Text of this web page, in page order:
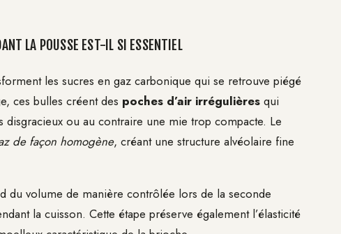
LA POUSSE EST-IL SI ESSENTIEL
les sucres en gaz carbonique qui se retrouve piégé
ces bulles créent des poches d’air irrégulières qui
ou au contraire une mie trop compacte. Le
de façon homogène, créant une structure alvéolaire fine
du volume de manière contrôlée lors de la seconde
la cuisson. Cette étape préserve également l’élasticité